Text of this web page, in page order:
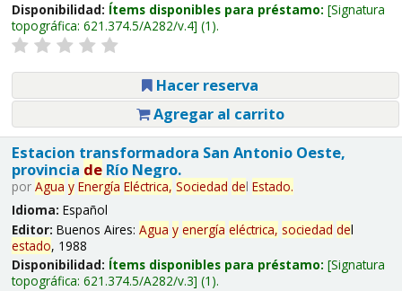
Disponibilidad: Ítems disponibles para préstamo: Signatura
topográfica: 621.374.5/A282/v.4 (1).
Hacer reserva
Agregar al carrito
Estacion transformadora San Antonio Oeste,
provincia deRío Negro.
por Agua y Energía Eléctrica, Sociedad del Estado.
Idioma: Español
Editor: Buenos Aires: Agua y energía eléctrica, sociedad del
estado, 1988
Disponibilidad: Ítems disponibles para préstamo: Signatura
topográfica: 621.374.5/A282/v.3 (1).